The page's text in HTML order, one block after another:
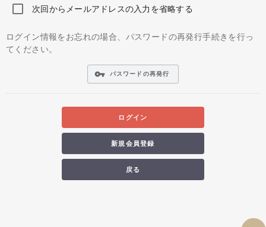
次回からメールアドレスの入力を省略する
ログイン情報をお忘れの場合、パスワードの再発行手続きを行っ
てください。
vpn_key パスワードの再発行
ログイン
新規会員登録
戻る